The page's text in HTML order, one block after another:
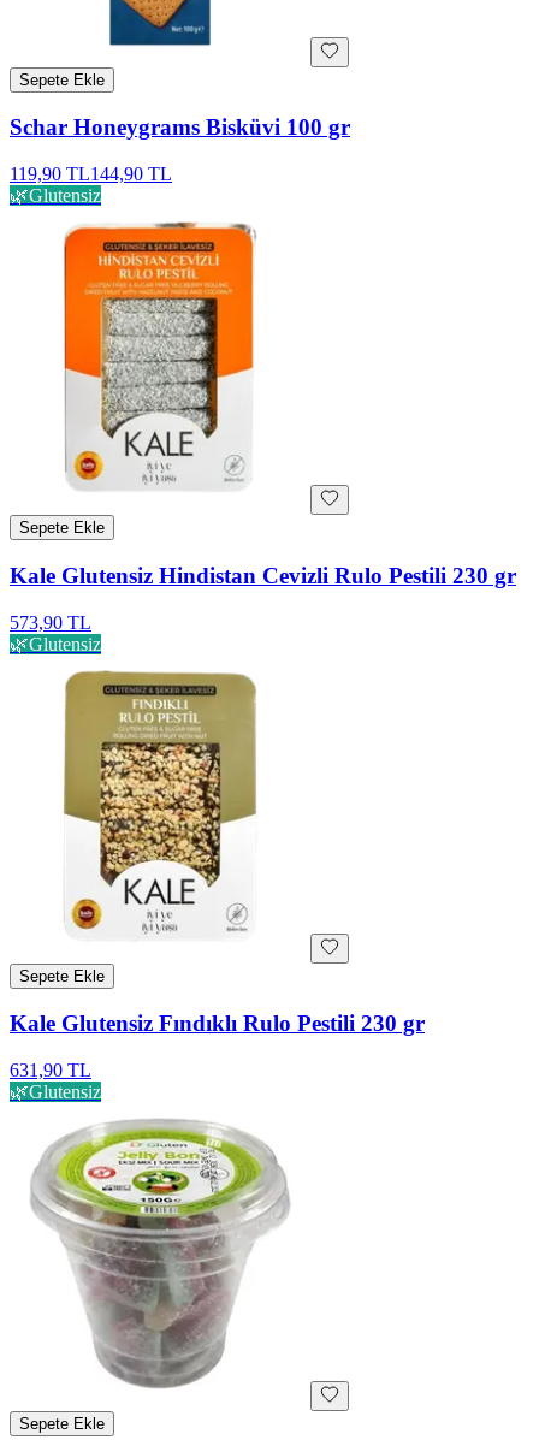
Sepete Ekle
Schar Honeygrams Bisküvi 100 gr
119,90 TL144,90 TL
🌿Glutensiz
Sepete Ekle
Kale Glutensiz Hindistan Cevizli Rulo Pestili 230 gr
573,90 TL
🌿Glutensiz
Sepete Ekle
Kale Glutensiz Fındıklı Rulo Pestili 230 gr
631,90 TL
🌿Glutensiz
Sepete Ekle